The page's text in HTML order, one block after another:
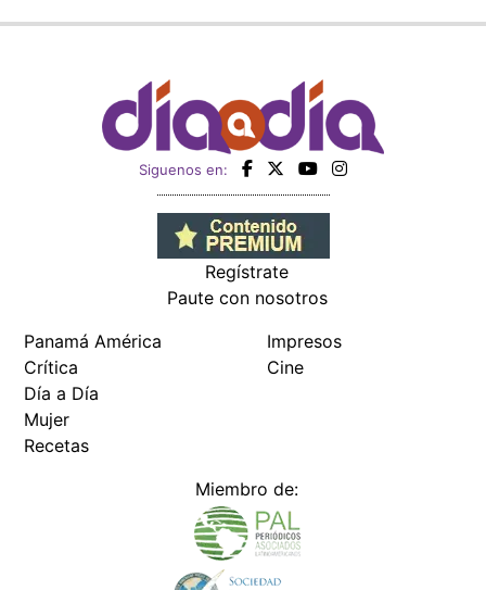
Siguenos en:
Regístrate
Paute con nosotros
Panamá América
Crítica
Día a Día
Mujer
Recetas
Impresos
Cine
Miembro de: